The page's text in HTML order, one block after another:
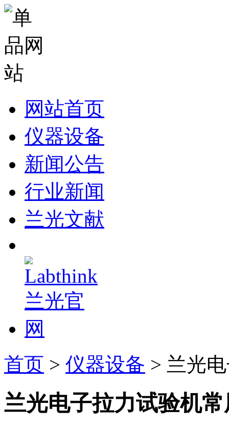
网站首页
仪器设备
新闻公告
行业新闻
兰光文献
首页 > 仪器设备 > 兰光
兰光电子拉力试验机